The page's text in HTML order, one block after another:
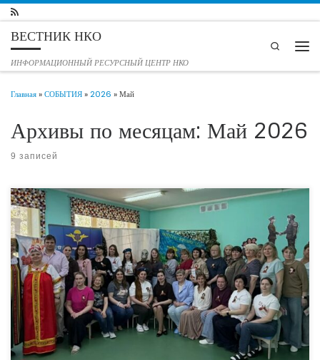
Перейти к содержимому
ВЕСТНИК НКО
ИНФОРМАЦИОННЫЙ РЕСУРСНЫЙ ЦЕНТР НКО
Search
Главная»СОБЫТИЯ»2026 »Май
Архивы по месяцам: Май 2026
9 записей
На базе детского сада 176 города Тюмени совместно с ТГОО «Союз
Десантников» и тюменского ТОГИРРО, прошёл патриотический проект
«Помним, Гордимся, Чтим», посвящённый Великой Отечественной войне